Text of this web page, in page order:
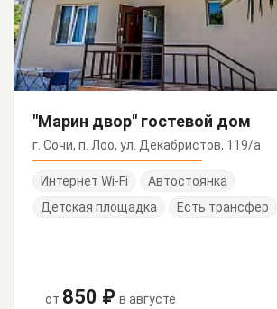
"Марин двор" гостевой дом
г. Сочи, п. Лоо, ул. Декабристов, 119/а
Интернет Wi-Fi
Автостоянка
Детская площадка
Есть трансфер
от 850 ₽ в августе